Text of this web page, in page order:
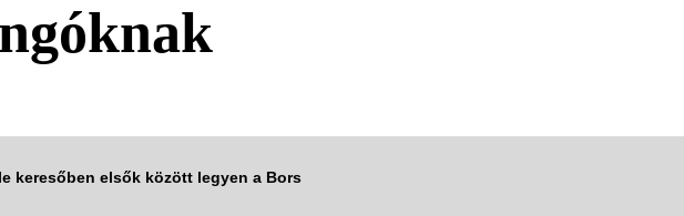
keresőben elsők között legyen a Bors